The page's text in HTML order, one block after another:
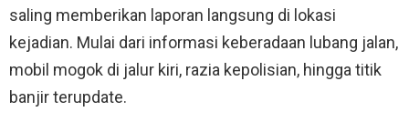
saling memberikan laporan langsung di lokasi
kejadian. Mulai dari informasi keberadaan lubang jalan,
mobil mogok di jalur kiri, razia kepolisian, hingga titik
banjir terupdate.